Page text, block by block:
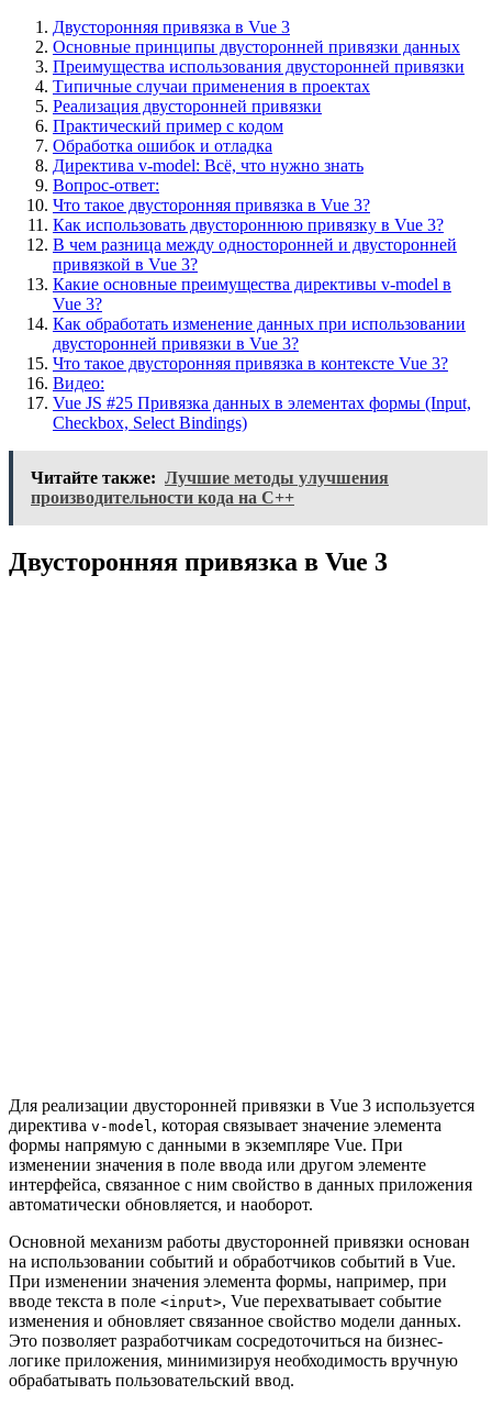
Двусторонняя привязка в Vue 3
Основные принципы двусторонней привязки данных
Преимущества использования двусторонней привязки
Типичные случаи применения в проектах
Реализация двусторонней привязки
Практический пример с кодом
Обработка ошибок и отладка
Директива v-model: Всё, что нужно знать
Вопрос-ответ:
Что такое двусторонняя привязка в Vue 3?
Как использовать двустороннюю привязку в Vue 3?
В чем разница между односторонней и двусторонней
привязкой в Vue 3?
Какие основные преимущества директивы v-model в
Vue 3?
Как обработать изменение данных при использовании
двусторонней привязки в Vue 3?
Что такое двусторонняя привязка в контексте Vue 3?
Видео:
Vue JS #25 Привязка данных в элементах формы (​Input,
Checkbox, Select Bindings)
Читайте также: Лучшие методы улучшения
производительности кода на C++
Двусторонняя привязка в Vue 3
Для реализации двусторонней привязки в Vue 3 используется
директива v-model , которая связывает значение элемента
формы напрямую с данными в экземпляре Vue. При
изменении значения в поле ввода или другом элементе
интерфейса, связанное с ним свойство в данных приложения
автоматически обновляется, и наоборот.
Основной механизм работы двусторонней привязки основан
на использовании событий и обработчиков событий в Vue.
При изменении значения элемента формы, например, при
вводе текста в поле <input>, Vue перехватывает событие
изменения и обновляет связанное свойство модели данных.
Это позволяет разработчикам сосредоточиться на бизнес-
логике приложения, минимизируя необходимость вручную
обрабатывать пользовательский ввод.